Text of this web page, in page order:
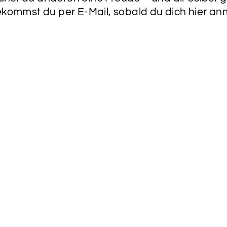
du per E-Mail, sobald du dich hier